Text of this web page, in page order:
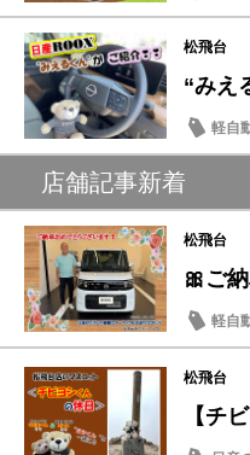
サク
松飛台
“みえ
軽自
店舗記事新着
松飛台
🎀ご
軽自
松飛台
【チ